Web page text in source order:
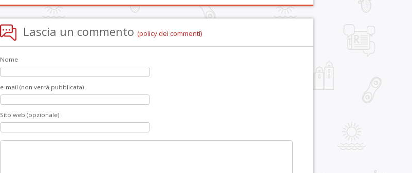
Lascia un commento (policy dei commenti)
Nome
e-mail (non verrà pubblicata)
Sito web (opzionale)